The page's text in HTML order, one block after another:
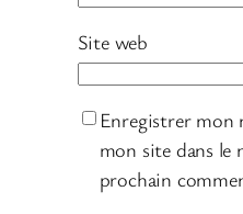
Site web
Enregistrer mon
mon site dans le
prochain